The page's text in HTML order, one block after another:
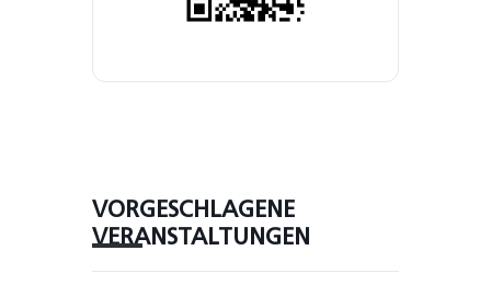
VORGESCHLAGENE
VERANSTALTUNGEN